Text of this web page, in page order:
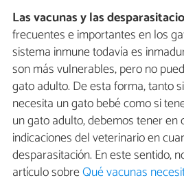
Las vacunas y las
frecuentes e importantes en los
sistema inmune todavía es
son más vulnerables, pero no
gato adulto. De esta forma, tanto
necesita un gato bebé como si
un gato adulto, debemos tener en
indicaciones del veterinario en
desparasitación. En este sentido,
artículo sobreQué vacunas